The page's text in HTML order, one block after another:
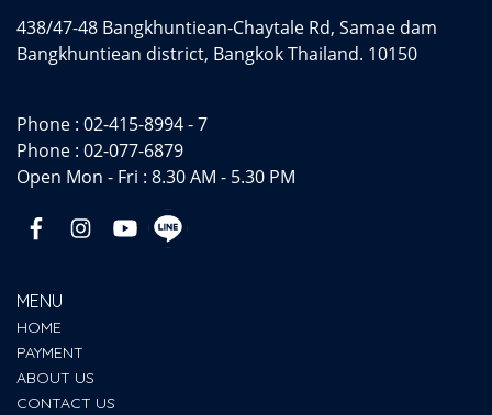
438/47-48 Bangkhuntiean-Chaytale Rd, Samae dam
Bangkhuntiean district, Bangkok Thailand. 10150
Phone : 02-415-8994 - 7
Phone : 02-077-6879
Open Mon - Fri : 8.30 AM - 5.30 PM
MENU
HOME
PAYMENT
ABOUT US
CONTACT US